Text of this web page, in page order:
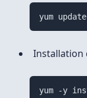
yum update
Installation
yum -y